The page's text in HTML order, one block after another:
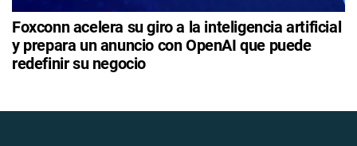
Foxconn acelera su giro a la inteligencia artificial
y prepara un anuncio con OpenAI que puede
redefinir su negocio